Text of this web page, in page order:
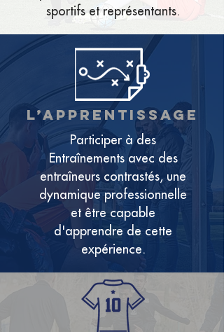
sportifs et représentants.
l’apprentissage
Participer à des
Entraînements avec des
entraîneurs contrastés, une
dynamique professionnelle
et être capable
d'apprendre de cette
expérience.